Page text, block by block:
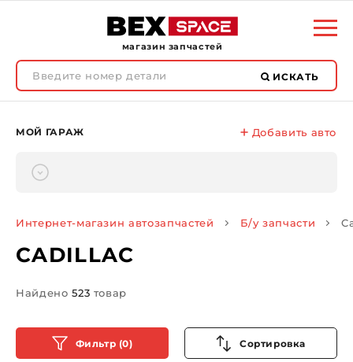
магазин запчастей
ИСКАТЬ
МОЙ ГАРАЖ Добавить авто
Интернет-магазин автозапчастей Б/у запчасти
CADILLAC
Найдено523 товар
Фильтр (0) Сортировка